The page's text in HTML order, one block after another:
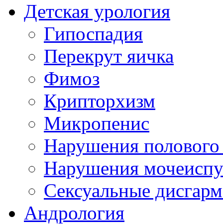
Детская урология
Гипоспадия
Перекрут яичка
Фимоз
Крипторхизм
Микропенис
Нарушения полового
Нарушения
Сексуальные
Андрология